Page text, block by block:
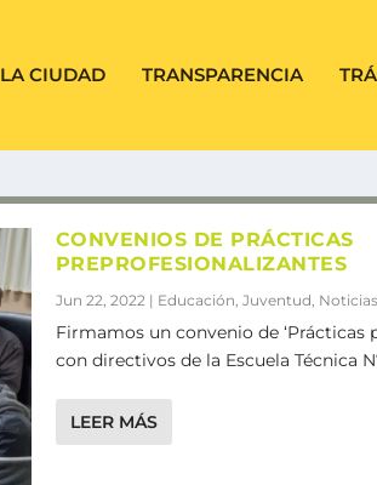
LA CIUDAD TRANSPARENCIA
CONVENIOS DE PRÁCTICAS
PREPROFESIONALIZANTES
Jun 22, 2022| Educación, Juventud, Noticias
Firmamos un convenio de ‘Prácticas
con directivos de la Escuela Técnica
LEER MÁS